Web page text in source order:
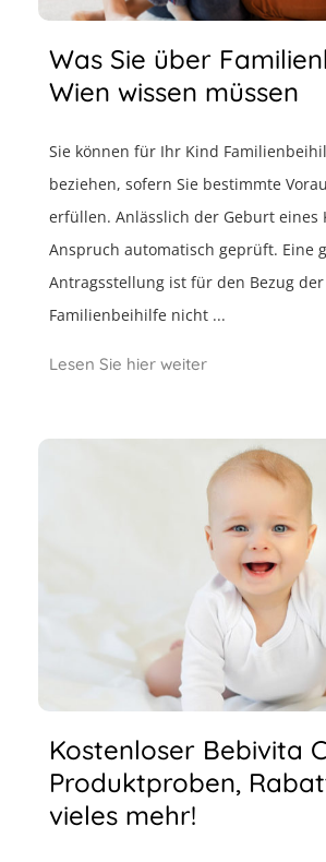
Was Sie über
Wien wissen müssen
Sie können für Ihr Kind
beziehen, sofern Sie bestimmte
erfüllen. Anlässlich der Geburt eines
Anspruch automatisch geprüft. Eine
Antragsstellung ist für den Bezug der
Familienbeihilfe nicht ...
Lesen Sie hier weiter
Kostenloser Bebivita
Produktproben,
vieles mehr!